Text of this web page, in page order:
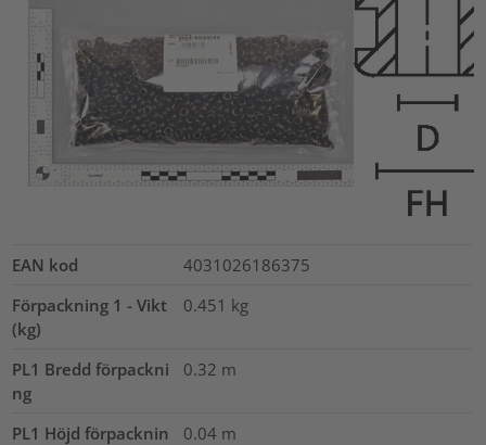
EAN kod
4031026186375
Förpackning 1 - Vikt
(kg)
0.451 kg
PL1 Bredd förpackni
ng
0.32 m
PL1 Höjd förpacknin
0.04 m